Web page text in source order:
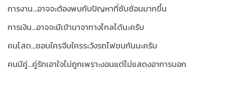
การงาน...อาจจะต้องพบกับปัญหาที่ซับซ้อนมากขึ้น
การเงิน...อาจจะมีเข้ามาจาทางไกลได้นะครับ
คนโสด...ชอบใครจีบใครระวังรถไฟชนกันนะครับ
คนมีคู่...คู่รักเอาใจไม่ถูกเพราะงอนแต่ไม่แสดงอาการบอก